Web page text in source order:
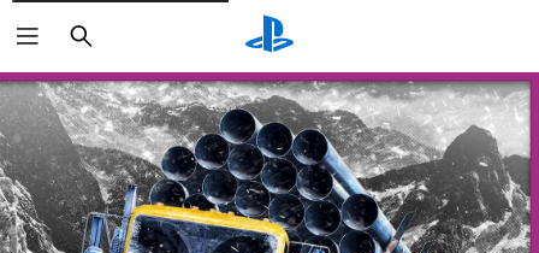
검
색